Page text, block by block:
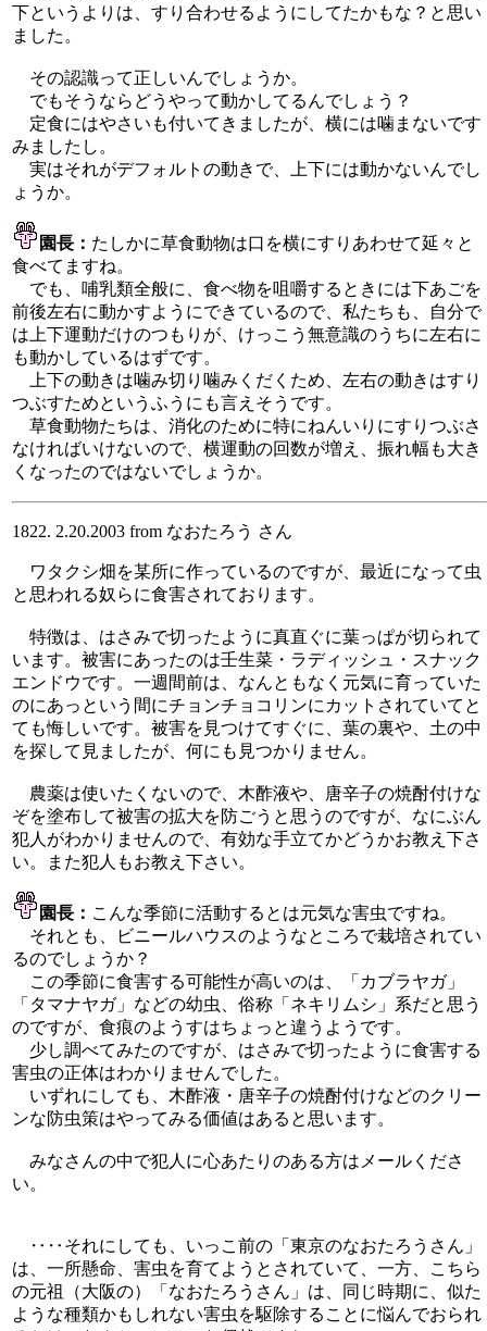
下というよりは、すり合わせるようにしてたかもな？と思い
ました。
その認識って正しいんでしょうか。
でもそうならどうやって動かしてるんでしょう？
定食にはやさいも付いてきましたが、横には噛まないです
みましたし。
実はそれがデフォルトの動きで、上下には動かないんでし
ょうか。
園長： たしかに草食動物は口を横にすりあわせて延々と
食べてますね。
でも、哺乳類全般に、食べ物を咀嚼するときには下あごを
前後左右に動かすようにできているので、私たちも、自分で
は上下運動だけのつもりが、けっこう無意識のうちに左右に
も動かしているはずです。
上下の動きは噛み切り噛みくだくため、左右の動きはすり
つぶすためというふうにも言えそうです。
草食動物たちは、消化のために特にねんいりにすりつぶさ
なければいけないので、横運動の回数が増え、振れ幅も大き
くなったのではないでしょうか。
1822. 2.20.2003 from なおたろう さん
ワタクシ畑を某所に作っているのですが、最近になって虫
と思われる奴らに食害されております。
特徴は、はさみで切ったように真直ぐに葉っぱが切られて
います。被害にあったのは壬生菜・ラディッシュ・スナック
エンドウです。一週間前は、なんともなく元気に育っていた
のにあっという間にチョンチョコリンにカットされていてと
ても悔しいです。被害を見つけてすぐに、葉の裏や、土の中
を探して見ましたが、何にも見つかりません。
農薬は使いたくないので、木酢液や、唐辛子の焼酎付けな
ぞを塗布して被害の拡大を防ごうと思うのですが、なにぶん
犯人がわかりませんので、有効な手立てかどうかお教え下さ
い。また犯人もお教え下さい。
園長： こんな季節に活動するとは元気な害虫ですね。
それとも、ビニールハウスのようなところで栽培されてい
るのでしょうか？
この季節に食害する可能性が高いのは、「カブラヤガ」
「タマナヤガ」などの幼虫、俗称「ネキリムシ」系だと思う
のですが、食痕のようすはちょっと違うようです。
少し調べてみたのですが、はさみで切ったように食害する
害虫の正体はわかりませんでした。
いずれにしても、木酢液・唐辛子の焼酎付けなどのクリー
ンな防虫策はやってみる価値はあると思います。
みなさんの中で犯人に心あたりのある方はメールくださ
い。
‥‥それにしても、いっこ前の「東京のなおたろうさん」
は、一所懸命、害虫を育てようとされていて、一方、こちら
の元祖（大阪の）「なおたろうさん」は、同じ時期に、似た
ような種類かもしれない害虫を駆除することに悩んでおられ